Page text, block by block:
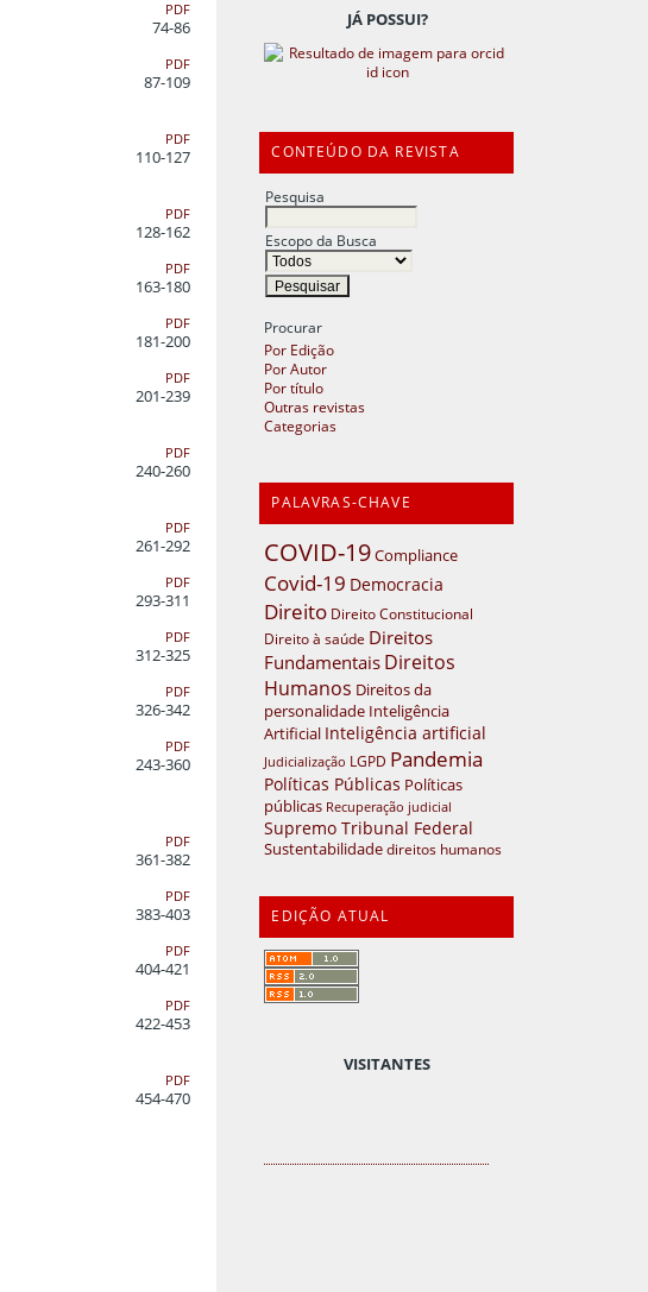
JÁ POSSUI?
CONTEÚDO DA REVISTA
Pesquisa
Escopo da Busca
Procurar
Por Edição
Por Autor
Por título
Outras revistas
Categorias
PALAVRAS-CHAVE
COVID-19Compliance
Covid-19 Democracia
Direito Direito Constitucional
Direito à saúde Direitos
Fundamentais Direitos
Humanos Direitos da
personalidade Inteligência
Artificial Inteligência artificial
Judicialização LGPD Pandemia
Políticas Públicas Políticas
públicas Recuperação judicial
Supremo Tribunal Federal
Sustentabilidade direitos humanos
EDIÇÃO ATUAL
VISITANTES
PDF
74-86
PDF
87-109
PDF
110-127
PDF
128-162
PDF
163-180
PDF
181-200
PDF
201-239
PDF
240-260
PDF
261-292
PDF
293-311
PDF
312-325
PDF
326-342
PDF
243-360
PDF
361-382
PDF
383-403
PDF
404-421
PDF
422-453
PDF
454-470